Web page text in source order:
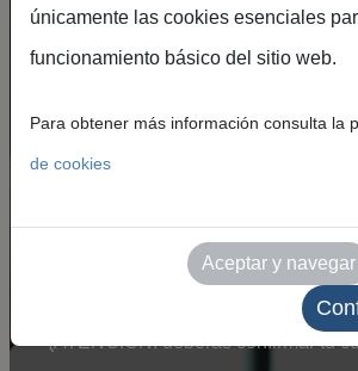
registrarte haciendo clic en el
registrado, recibirás un e-mail de
(ATENCIÓN: deberás confirmar tu
únicamente las cookies esenciales
funcionamiento básico del sitio web.
Para obtener más información consulta la
de cookies
Aceptar y navegar